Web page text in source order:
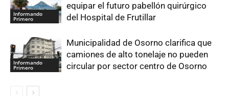
Informando
Primero
equipar el futuro pabellón quirúrgico
del Hospital de Frutillar
Informando
Primero
Municipalidad de Osorno clarifica que
camiones de alto tonelaje no pueden
circular por sector centro de Osorno